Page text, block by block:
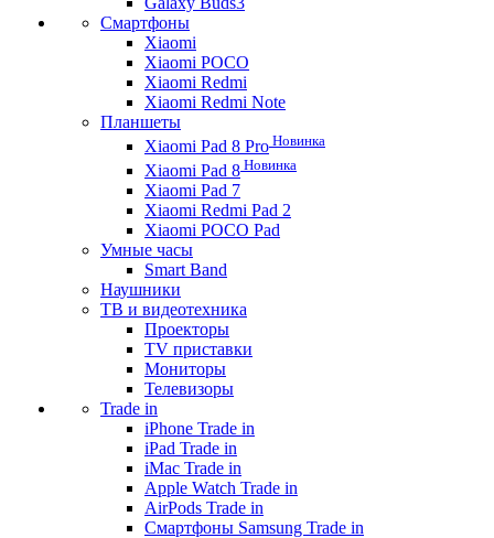
Смартфоны
Xiaomi
Xiaomi POCO
Xiaomi Redmi
Xiaomi Redmi Note
Планшеты
Xiaomi Pad 8 Pro Новинка
Xiaomi Pad 8 Новинка
Xiaomi Pad 7
Xiaomi Redmi Pad 2
Xiaomi POCO Pad
Умные часы
Smart Band
Наушники
ТВ и видеотехника
Проекторы
TV приставки
Мониторы
Телевизоры
Trade in
iPhone Trade in
iPad Trade in
iMac Trade in
Apple Watch Trade in
AirPods Trade in
Смартфоны Samsung Trade in